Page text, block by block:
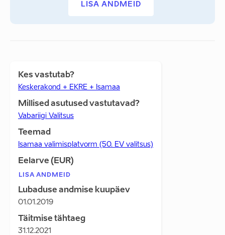
LISA ANDMEID
Kes vastutab?
Keskerakond + EKRE + Isamaa
Millised asutused vastutavad?
Vabariigi Valitsus
Teemad
Isamaa valimisplatvorm (50. EV valitsus)
Eelarve (EUR)
LISA ANDMEID
Lubaduse andmise kuupäev
01.01.2019
Täitmise tähtaeg
31.12.2021